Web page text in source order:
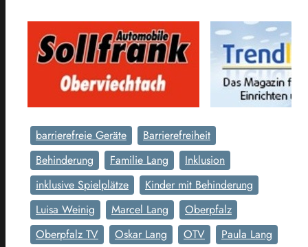
barrierefreie Geräte
Barrierefreiheit
Behinderung
Familie Lang
Inklusion
inklusive Spielplätze
Kinder mit Behinderung
Luisa Weinig
Marcel Lang
Oberpfalz
Oberpfalz TV
Oskar Lang OTV
Paula Lang